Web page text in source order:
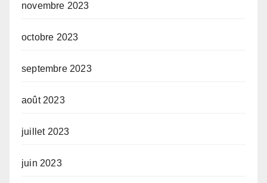
novembre 2023
octobre 2023
septembre 2023
août 2023
juillet 2023
juin 2023